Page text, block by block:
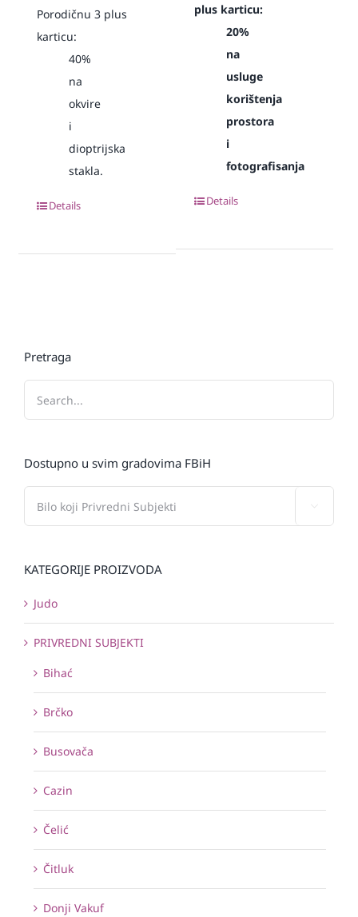
Porodičnu 3 plus
karticu:
40%
na
okvire
i
dioptrijska
stakla.
Details
plus karticu:
20%
na
usluge
korištenja
prostora
i
fotografisanja
Details
Pretraga
Dostupno u svim gradovima FBiH
KATEGORIJE PROIZVODA
Judo
PRIVREDNI SUBJEKTI
Bihać
Brčko
Busovača
Cazin
Čelić
Čitluk
Donji Vakuf